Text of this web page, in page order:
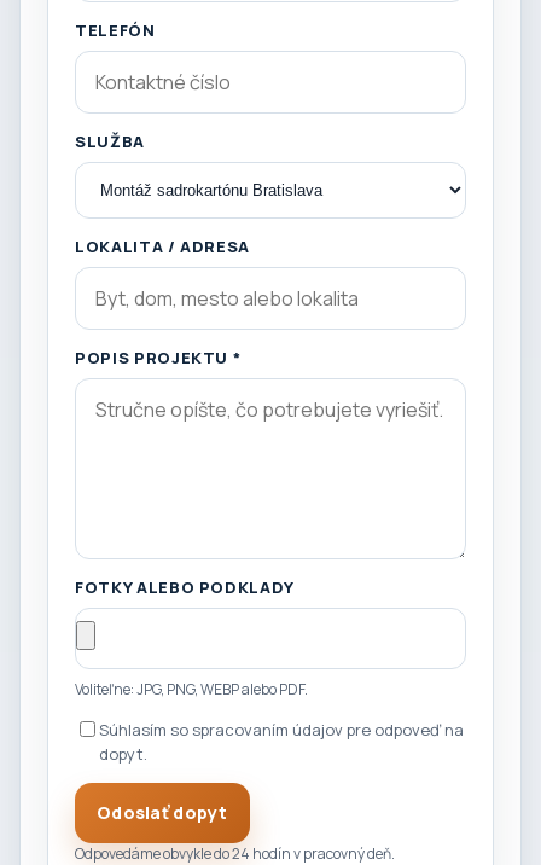
TELEFÓN
SLUŽBA
LOKALITA / ADRESA
POPIS PROJEKTU *
FOTKY ALEBO PODKLADY
Voliteľne: JPG, PNG, WEBP alebo PDF.
Súhlasím so spracovaním údajov pre odpoveď na
dopyt.
Odoslať dopyt
Odpovedáme obvykle do 24 hodín v pracovný deň.